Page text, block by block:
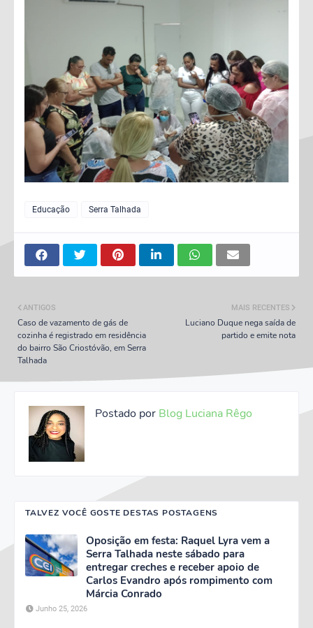
Educação Serra Talhada
MAIS RECENTES
Luciano Duque nega saída de
partido e emite nota
ANTIGOS
Caso de vazamento de gás de
cozinha é registrado em residência
do bairro São Criostóvão, em Serra
Talhada
Postado por Blog Luciana Rêgo
TALVEZ VOCÊ GOSTE DESTAS POSTAGENS
Oposição em festa: Raquel Lyra vem a
Serra Talhada neste sábado para
entregar creches e receber apoio de
Carlos Evandro após rompimento com
Márcia Conrado
Junho 25, 2026